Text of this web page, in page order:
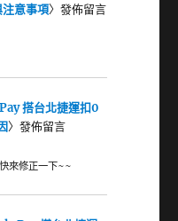
意事項〉發佈留言
搭台北捷運扣0
〉發佈留言
來修正一下~~